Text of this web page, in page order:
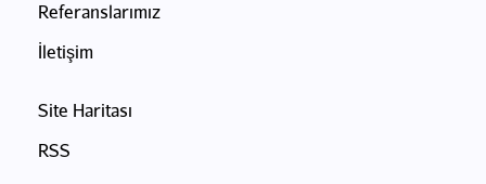
Referanslarımız
İletişim
Site Haritası
RSS